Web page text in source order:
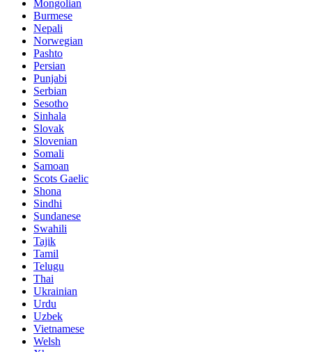
Mongolian
Burmese
Nepali
Norwegian
Pashto
Persian
Punjabi
Serbian
Sesotho
Sinhala
Slovak
Slovenian
Somali
Samoan
Scots Gaelic
Shona
Sindhi
Sundanese
Swahili
Tajik
Tamil
Telugu
Thai
Ukrainian
Urdu
Uzbek
Vietnamese
Welsh